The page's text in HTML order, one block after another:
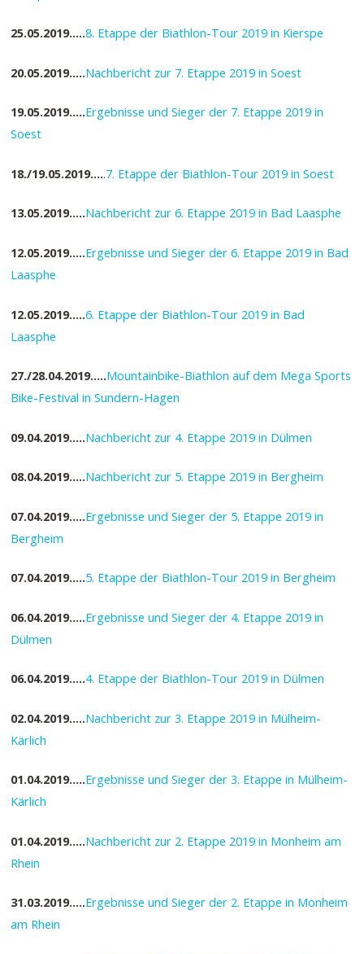
25.05.2019…..8. Etappe der Biathlon-Tour 2019 in Kierspe
20.05.2019…..Nachbericht zur 7. Etappe 2019 in Soest
19.05.2019…..Ergebnisse und Sieger der 7. Etappe 2019 in
Soest
18./19.05.2019…..7. Etappe der Biathlon-Tour 2019 in Soest
13.05.2019…..Nachbericht zur 6. Etappe 2019 in Bad Laasphe
12.05.2019…..Ergebnisse und Sieger der 6. Etappe 2019 in Bad
Laasphe
12.05.2019…..6. Etappe der Biathlon-Tour 2019 in Bad
Laasphe
27./28.04.2019…..Mountainbike-Biathlon auf dem Mega Sports
Bike-Festival in Sundern-Hagen
09.04.2019…..Nachbericht zur 4. Etappe 2019 in Dülmen
08.04.2019…..Nachbericht zur 5. Etappe 2019 in Bergheim
07.04.2019…..Ergebnisse und Sieger der 5. Etappe 2019 in
Bergheim
07.04.2019…..5. Etappe der Biathlon-Tour 2019 in Bergheim
06.04.2019…..Ergebnisse und Sieger der 4. Etappe 2019 in
Dülmen
06.04.2019…..4. Etappe der Biathlon-Tour 2019 in Dülmen
02.04.2019…..Nachbericht zur 3. Etappe 2019 in Mülheim-
Kärlich
01.04.2019…..Ergebnisse und Sieger der 3. Etappe in Mülheim-
Kärlich
01.04.2019…..Nachbericht zur 2. Etappe 2019 in Monheim am
Rhein
31.03.2019…..Ergebnisse und Sieger der 2. Etappe in Monheim
am Rhein